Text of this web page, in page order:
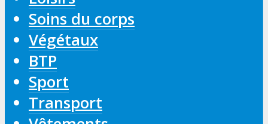
Soins du corps
Végétaux
BTP
Sport
Transport